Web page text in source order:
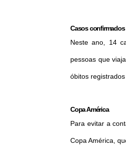
Casos confirmados
Neste ano, 14
pessoas que
óbitos
Copa América
Para evitar a
Copa América,